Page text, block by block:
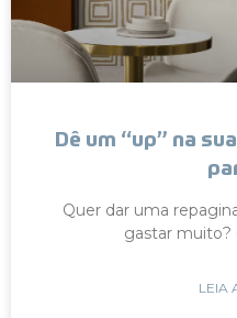
Dê um “up” na
Quer dar uma
gastar muito?
LEIA